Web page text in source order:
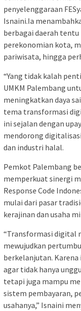
penyelenggaraan
Isnaini.Ia
berbagai daerah
perekonomian kota,
pariwisata, hingga
“Yang tidak kalah
UMKM Palembang
meningkatkan daya
tema transformasi
ini sejalan dengan
mendorong
dan industri halal.
Pemkot Palembang
memperkuat sinergi
Response Code
mulai dari pasar
kerajinan dan usaha
“Transformasi digital
mewujudkan
berkelanjutan.
agar tidak hanya
tetapi juga mampu
sistem pembayaran,
usahanya,” Isnaini